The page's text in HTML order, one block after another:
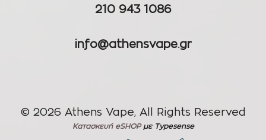
210 943 1086
info@athensvape.gr
© 2026 Athens Vape, All Rights Reserved
Κατασκευή eSHOPμε Typesense